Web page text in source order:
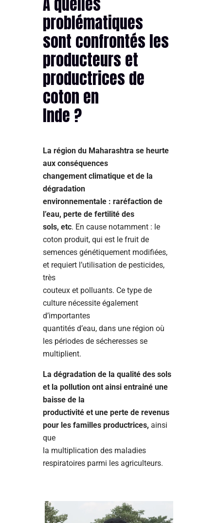
problématiques
sont confrontés les
producteurs et
productrices de
coton en
Inde ?
La région du Maharashtra se heurte
aux conséquences
changement climatique et de la
dégradation
environnementale : raréfaction de
l’eau, perte de fertilité des
sols, etc. En cause notamment : le
coton produit, qui est le fruit de
semences génétiquement modifiées,
et requiert l’utilisation de pesticides,
très
couteux et polluants. Ce type de
culture nécessite également
d’importantes
quantités d’eau, dans une région où
les périodes de sécheresses se
multiplient.
La dégradation de la qualité des sols
et la pollution ont ainsi entrainé une
baisse de la
productivité et une perte de revenus
pour les familles productrices, ainsi
que
la multiplication des maladies
respiratoires parmi les agriculteurs.